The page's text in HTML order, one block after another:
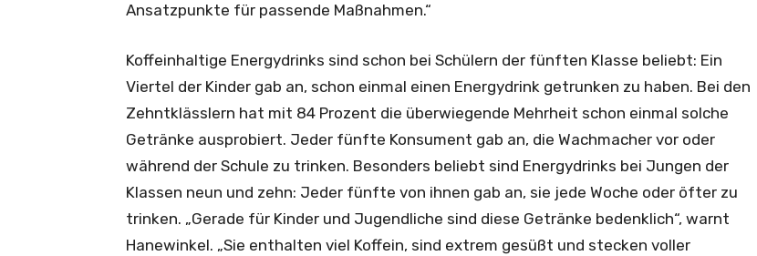
Ansatzpunkte für passende Maßnahmen.“
Koffeinhaltige Energydrinks sind schon bei Schülern der fünften Klasse beliebt: Ein
Viertel der Kinder gab an, schon einmal einen Energydrink getrunken zu haben. Bei den
Zehntklässlern hat mit 84 Prozent die überwiegende Mehrheit schon einmal solche
Getränke ausprobiert. Jeder fünfte Konsument gab an, die Wachmacher vor oder
während der Schule zu trinken. Besonders beliebt sind Energydrinks bei Jungen der
Klassen neun und zehn: Jeder fünfte von ihnen gab an, sie jede Woche oder öfter zu
trinken. „Gerade für Kinder und Jugendliche sind diese Getränke bedenklich“, warnt
Hanewinkel. „Sie enthalten viel Koffein, sind extrem gesüßt und stecken voller